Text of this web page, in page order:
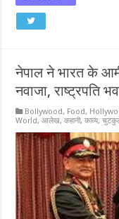
नेपाल ने भारत के
नवाजा, राष्ट्रपति
Bollywood, Food,
World,आलेख,कहानी,काव्य,